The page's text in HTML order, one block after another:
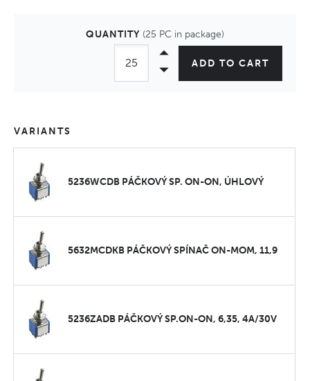
QUANTITY (25 PC in package)
ADD TO CART
VARIANTS
5236WCDB PÁČKOVÝ SP. ON-ON, ÚHLOVÝ
5632MCDKB PÁČKOVÝ SPÍNAČ ON-MOM, 11,9
5236ZADB PÁČKOVÝ SP.ON-ON, 6,35, 4A/30V